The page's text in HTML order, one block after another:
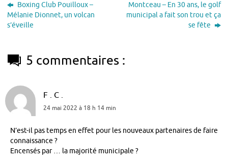
Boxing Club Pouilloux –
Mélanie Dionnet, un volcan
s’éveille
Montceau – En 30 ans, le golf
municipal a fait son trou et ça
se fête
5 commentaires :
F . C .
24 mai 2022 à 18 h 14 min
N’est-il pas temps en effet pour les nouveaux partenaires de faire
connaissance ?
Encensés par … la majorité municipale ?